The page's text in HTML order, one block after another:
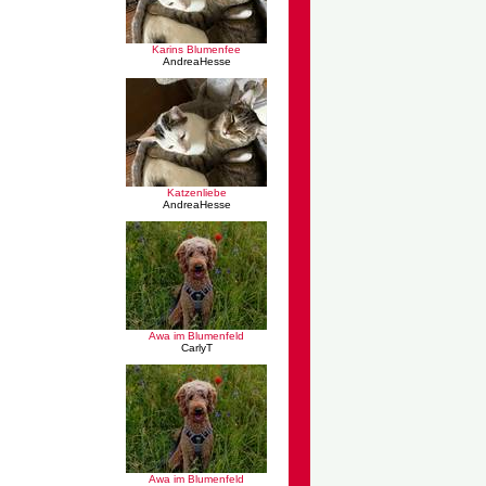
Karins Blumenfee
AndreaHesse
Katzenliebe
AndreaHesse
Awa im Blumenfeld
CarlyT
Awa im Blumenfeld